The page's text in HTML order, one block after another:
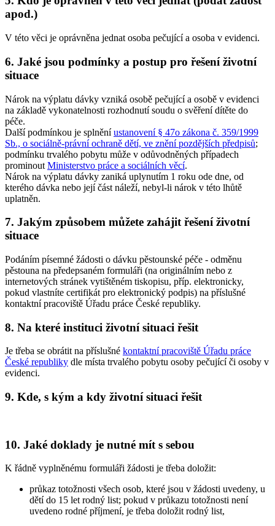
apod.)
V této věci je oprávněna jednat osoba pečující a osoba v evidenci.
6. Jaké jsou podmínky a postup pro řešení životní
situace
Nárok na výplatu dávky vzniká osobě pečující a osobě v evidenci
na základě vykonatelnosti rozhodnutí soudu o svěření dítěte do
péče.
Další podmínkou je splněníustanovení § 47o zákona č. 359/1999
Sb., o sociálně-právní ochraně dětí, ve znění pozdějších předpisů;
podmínku trvalého pobytu může v odůvodněných případech
prominout Ministerstvo práce a sociálních věcí.
Nárok na výplatu dávky zaniká uplynutím 1 roku ode dne, od
kterého dávka nebo její část náleží, nebyl-li nárok v této lhůtě
uplatněn.
7. Jakým způsobem můžete zahájit řešení životní
situace
Podáním písemné žádosti o dávku pěstounské péče - odměnu
pěstouna na předepsaném formuláři (na originálním nebo z
internetových stránek vytištěném tiskopisu, příp. elektronicky,
pokud vlastníte certifikát pro elektronický podpis) na příslušné
kontaktní pracoviště Úřadu práce České republiky.
8. Na které instituci životní situaci řešit
Je třeba se obrátit na příslušné kontaktní pracoviště Úřadu práce
České republiky dle místa trvalého pobytu osoby pečující či osoby v
evidenci.
9. Kde, s kým a kdy životní situaci řešit
10. Jaké doklady je nutné mít s sebou
K řádně vyplněnému formuláři žádosti je třeba doložit:
průkaz totožnosti všech osob, které jsou v žádosti uvedeny, u
dětí do 15 let rodný list; pokud v průkazu totožnosti není
uvedeno rodné příjmení, je třeba doložit rodný list,